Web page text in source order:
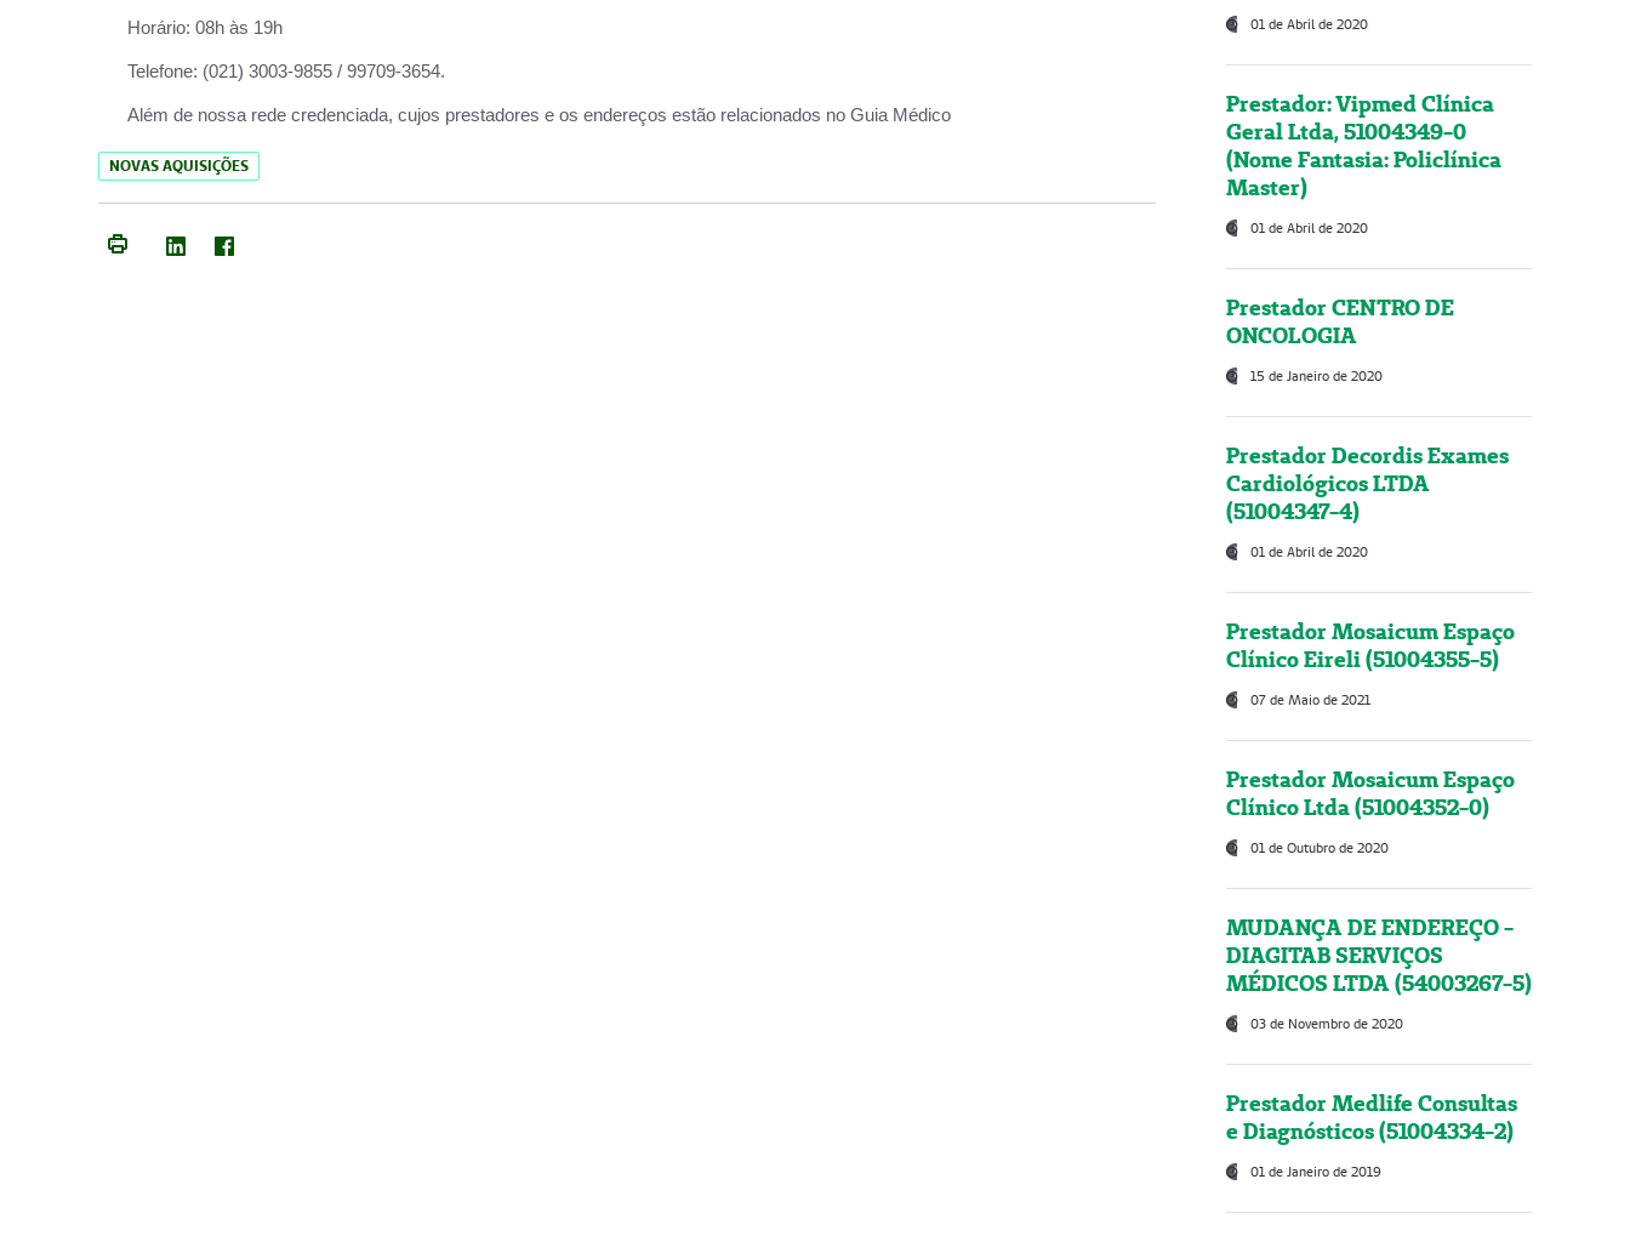
Horário: 08h às 19h
Telefone: (021) 3003-9855 / 99709-3654.
Além de nossa rede credenciada, cujos prestadores e os endereços estão relacionados no Guia Médico
NOVAS AQUISIÇÕES
01 de Abril de 2020
Prestador: Vipmed Clínica
Geral Ltda, 51004349-0
(Nome Fantasia: Policlínica
Master)
01 de Abril de 2020
Prestador CENTRO DE
ONCOLOGIA
15 de Janeiro de 2020
Prestador Decordis Exames
Cardiológicos LTDA
(51004347-4)
01 de Abril de 2020
Prestador Mosaicum Espaço
Clínico Eireli (51004355-5)
07 de Maio de 2021
Prestador Mosaicum Espaço
Clínico Ltda (51004352-0)
01 de Outubro de 2020
MUDANÇA DE ENDEREÇO -
DIAGITAB SERVIÇOS
MÉDICOS LTDA (54003267-5)
03 de Novembro de 2020
Prestador Medlife Consultas
e Diagnósticos (51004334-2)
01 de Janeiro de 2019